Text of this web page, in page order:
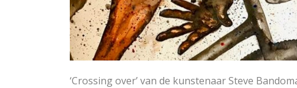
‘Crossing over’ van de kunstenaar Steve